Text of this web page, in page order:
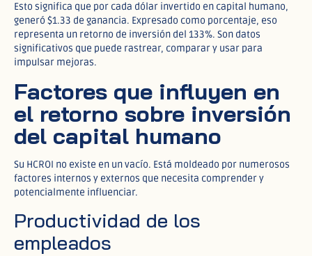
Esto significa que por cada dólar invertido en capital humano,
generó $1.33 de ganancia. Expresado como porcentaje, eso
representa un retorno de inversión del 133%. Son datos
significativos que puede rastrear, comparar y usar para
impulsar mejoras.
Factores que influyen en
el retorno sobre inversión
del capital humano
Su HCROI no existe en un vacío. Está moldeado por numerosos
factores internos y externos que necesita comprender y
potencialmente influenciar.
Productividad de los
empleados